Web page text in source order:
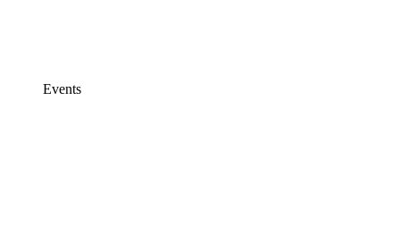
Events